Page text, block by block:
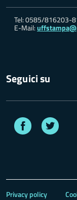
Tel: 0585/816203-
E-Mail:
Seguici su
Facebook
Privacy policy